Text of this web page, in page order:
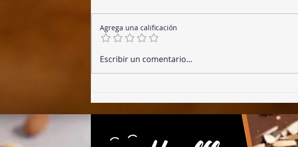
Agrega una calificación
Escribir un comentario...